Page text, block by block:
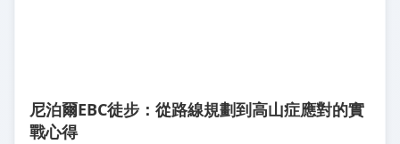
尼泊爾EBC徒步：從路線規劃到高山症應對的實
戰心得